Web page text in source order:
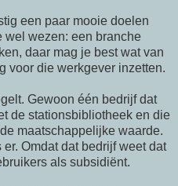
een paar mooie doelen
wel wezen: een branche
daar mag je best wat van
voor die werkgever inzetten.
Gewoon één bedrijf dat
de stationsbibliotheek en die
maatschappelijke waarde.
Omdat dat bedrijf weet dat
als subsidiënt.